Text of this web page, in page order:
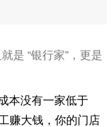
是 “银行家”，更是
本没有一家低于
赚大钱，你的门店